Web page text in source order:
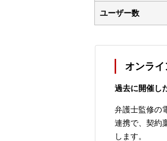
ユーザー数
オンラ
過去に開催し
弁護士監修の
連携で、契約
します。